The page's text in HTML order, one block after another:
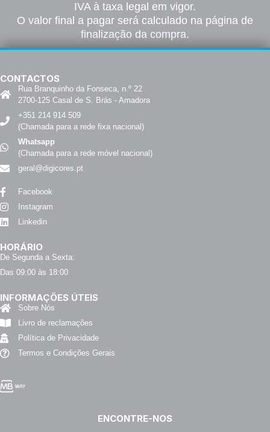
IVA à taxa legal em vigor.
O valor final a pagar será calculado na página de
finalização da compra.
CONTACTOS
Rua Branquinho da Fonseca, n.º 22
2700-125 Casal de S. Brás - Amadora
+351 214 914 509
(Chamada para a rede fixa nacional)
Whatsapp
(Chamada para a rede móvel nacional)
geral@digicores.pt
Facebook
Instagram
Linkedin
HORÁRIO
De Segunda a Sexta:
Das 09:00 às 18:00
INFORMAÇÕES ÚTEIS
Sobre Nós
Livro de reclamações
Política de Privacidade
Termos e Condições Gerais
ENCONTRE-NOS